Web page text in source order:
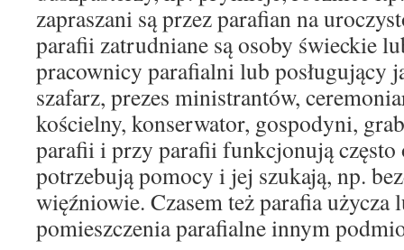
zapraszani są przez parafian na
parafii zatrudniane są osoby świeckie
pracownicy parafialni lub posługujący
szafarz, prezes ministrantów,
kościelny, konserwator, gospodyni,
parafii i przy parafii funkcjonują często
potrzebują pomocy i jej szukają, np.
więźniowie. Czasem też parafia użycza
pomieszczenia parafialne innym